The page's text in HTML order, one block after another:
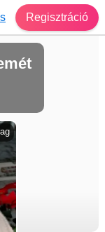
Regisztráció